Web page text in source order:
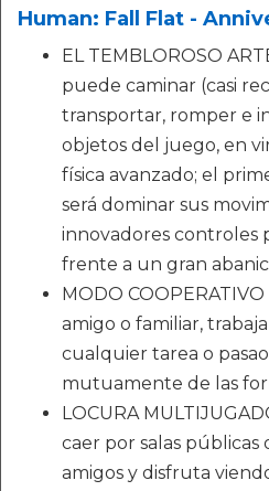
Human: Fall Flat -
EL TEMBLOROSO
puede caminar (casi
transportar, romper e
objetos del juego, en
física avanzado; el
será dominar sus
innovadores controles
frente a un gran
MODO
amigo o familiar,
cualquier tarea o
mutuamente de las
LOCURA
caer por salas públicas
amigos y disfruta